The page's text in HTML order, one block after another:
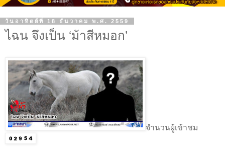
วันอาทิตย์ที่ 18 ธันวาคม พ.ศ. 2559
ไฉน จึงเป็น ‘ม้าสีหมอก’
จำนวนผู้เข้าชม